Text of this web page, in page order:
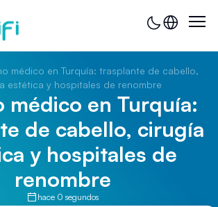
médico en Turquía: trasplante de cabello,
estética y hospitales de renombre
médico en Turquía:
de cabello, cirugía
y hospitales de
renombre
hace 0 segundos